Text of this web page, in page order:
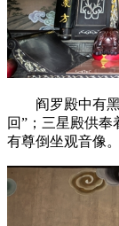
阎罗殿中有
回”；三星殿供
有尊倒坐观音像。